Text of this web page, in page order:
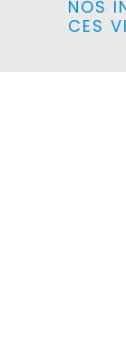
NOS
CES